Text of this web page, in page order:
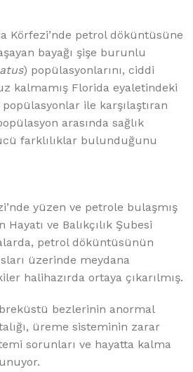
Körfezi’nde petrol döküntüsüne
bayağı şişe burunlu
) popülasyonlarını, ciddi
kalmamış Florida eyaletindeki
ile karşılaştıran
arasında sağlık
farklılıklar bulunduğunu
yüzen ve petrole bulaşmış
ve Balıkçılık Şubesi
petrol döküntüsünün
üzerinde meydana
halihazırda ortaya çıkarılmış.
bezlerinin anormal
üreme sisteminin zarar
sorunları ve hayatta kalma